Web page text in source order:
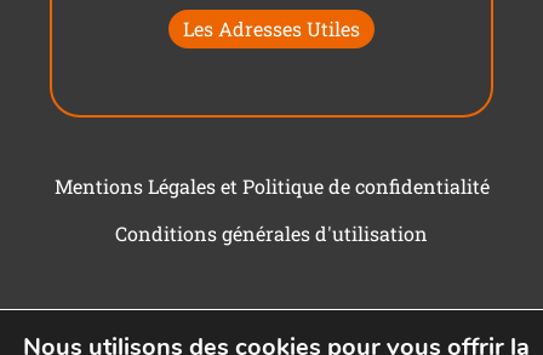
Les Adresses Utiles
Mentions Légales et Politique de confidentialité
Conditions générales d'utilisation
Nous utilisons des cookies pour vous offrir la